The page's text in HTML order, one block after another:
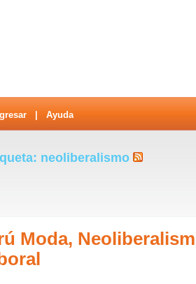
Ayuda
neoliberalismo
Moda,